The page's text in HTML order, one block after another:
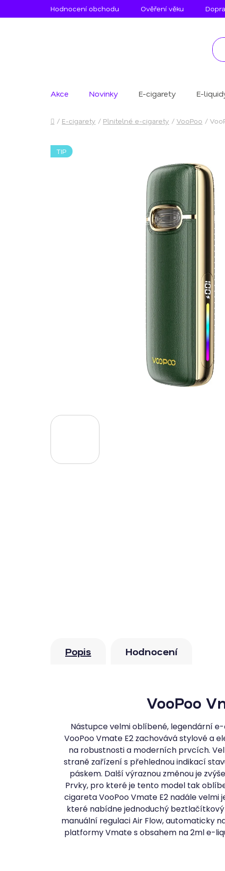
na
Hodnocení obchodu Ověření věku
Akce Novinky E-cigarety E-
Domů
/ E-cigarety / Plnitelné e-cigarety / VooPoo /
TIP
Popis Hodnocení
VooPoo
Nástupce velmi oblíbené, legendární
VooPoo Vmate E2 zachovává stylové a
na robustnosti a moderních prvcích.
straně zařízení s přehlednou indikací
páskem. Další výraznou změnou je
Prvky, pro které je tento model tak
cigareta VooPoo Vmate E2 nadále
které nabídne jednoduchý
manuální regulaci Air Flow, automaticky
platformy Vmate s obsahem na 2ml e-